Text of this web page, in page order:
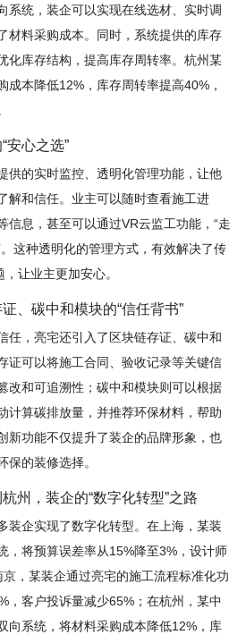
系统，装企可以实现在线选材、实时调
材料采购成本。同时，系统提供的库存
化库存结构，提高库存周转率。杭州某
成本降低12%，库存周转率提高40%，
安心之选”
供的实时监控、透明化管理功能，让他
解和信任。业主可以随时查看施工进
信息，甚至可以通过VR云监工功能，“走
这种透明化的管理方式，有效解决了传
让业主更加安心。
、碳中和模块的“信任背书”
任，亮宅还引入了区块链存证、碳中和
证可以将施工合同、验收记录等关键信
改和可追溯性；碳中和模块则可以根据
计算碳排放量，并推荐环保材料，帮助
新功能不仅提升了装企的品牌形象，也
保的装修选择。
州，装企的“数字化转型”之路
装企实现了数字化转型。在上海，某装
，将预算误差率从15%降至3%，设计师
，某装企通过亮宅的施工流程标准化功
，客户投诉量减少65%；在杭州，某中
向系统，将材料采购成本降低12%，库